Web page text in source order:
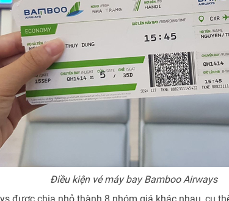
Điều kiện vé máy bay Bamboo Airways